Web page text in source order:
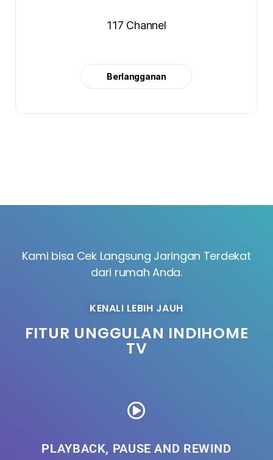
117 Channel
Berlangganan
Kami bisa Cek Langsung Jaringan Terdekat
dari rumah Anda.
KENALI LEBIH JAUH
FITUR UNGGULAN INDIHOME
TV
PLAYBACK, PAUSE AND REWIND